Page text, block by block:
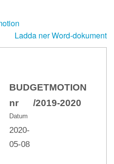
Ladda ner Word-dokument
BUDGETMOTION
nr /2019-2020
Datum
2020-
05-08